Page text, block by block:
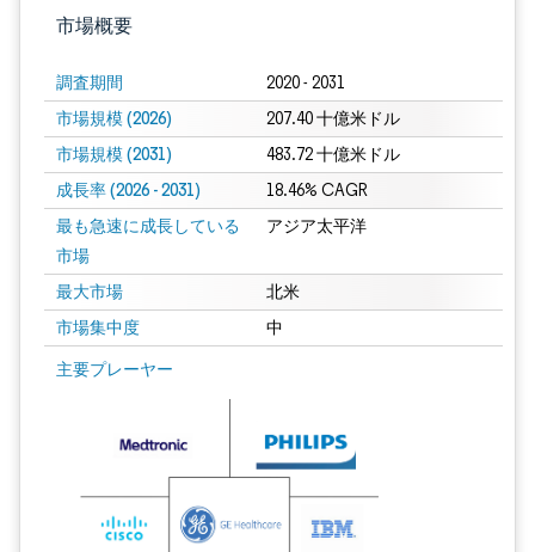
市場概要
調査期間 2020 - 2031
市場規模 (2026) 207.40 十億米ドル
市場規模 (2031) 483.72 十億米ドル
成長率 (2026 - 2031) 18.46% CAGR
最も急速に成長している
市場
アジア太平洋
最大市場 北米
市場集中度 中
主要プレーヤー
画像 © Mordor Intelligence。再利用にはCC BY 4.0の表示が必要です。